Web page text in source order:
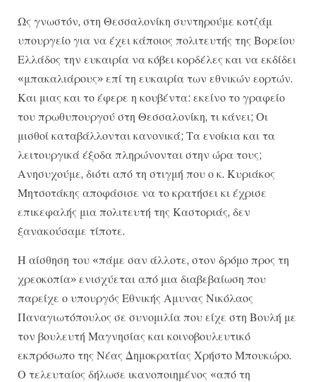
Ως γνωστόν, στη Θεσσαλονίκη συντηρούμε κοτζάμ
υπουργείο για να έχει κάποιος πολιτευτής της Βορείου
Ελλάδος την ευκαιρία να κόβει κορδέλες και να εκδίδει
«μπακαλιάρους» επί τη ευκαιρία των εθνικών εορτών.
Και μιας και το έφερε η κουβέντα: εκείνο το γραφείο
του πρωθυπουργού στη Θεσσαλονίκη, τι κάνει; Οι
μισθοί καταβάλλονται κανονικά; Τα ενοίκια και τα
λειτουργικά έξοδα πληρώνονται στην ώρα τους;
Ανησυχούμε, διότι από τη στιγμή που ο κ. Κυριάκος
Μητσοτάκης αποφάσισε να το κρατήσει κι έχρισε
επικεφαλής μια πολιτευτή της Καστοριάς, δεν
ξανακούσαμε τίποτε.
Η αίσθηση του «πάμε σαν άλλοτε, στον δρόμο προς τη
χρεοκοπία» ενισχύεται από μια διαβεβαίωση που
παρείχε ο υπουργός Εθνικής Αμυνας Νικόλαος
Παναγιωτόπουλος σε συνομιλία που είχε στη Βουλή με
τον βουλευτή Μαγνησίας και κοινοβουλευτικό
εκπρόσωπο της Νέας Δημοκρατίας Χρήστο Μπουκώρο.
Ο τελευταίος δήλωσε ικανοποιημένος «από τη